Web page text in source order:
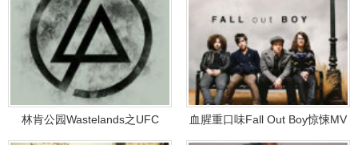
林肯公园Wastelands之UFC 血腥重口味Fall Out Boy惊悚MV